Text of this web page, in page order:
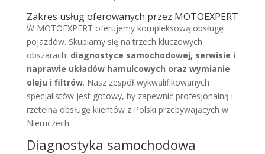
Zakres usług oferowanych przez MOTOEXPERT
W MOTOEXPERT oferujemy kompleksową obsługę
pojazdów. Skupiamy się na trzech kluczowych
obszarach: diagnostyce samochodowej, serwisie i
naprawie układów hamulcowych oraz wymianie
oleju i filtrów. Nasz zespół wykwalifikowanych
specjalistów jest gotowy, by zapewnić profesjonalną i
rzetelną obsługę klientów z Polski przebywających w
Niemczech.
Diagnostyka samochodowa